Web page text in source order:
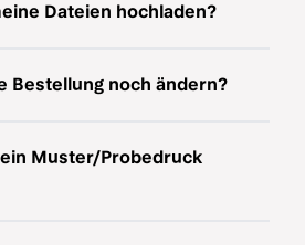
Dateien hochladen?
Bestellung noch ändern?
Muster/Probedruck